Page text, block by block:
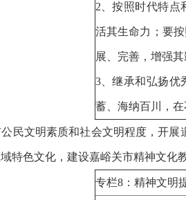
2、按照时代特点
活其生命力；要
展、完善，增强
3、继承和弘扬优
蓄、海纳百川，
民文明素质和社会文明程度，开展
特色文化，建设嘉峪关市精神文化
专栏8：精神文明